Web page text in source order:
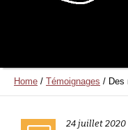
Home / Témoignages / Des
24 juillet 2020